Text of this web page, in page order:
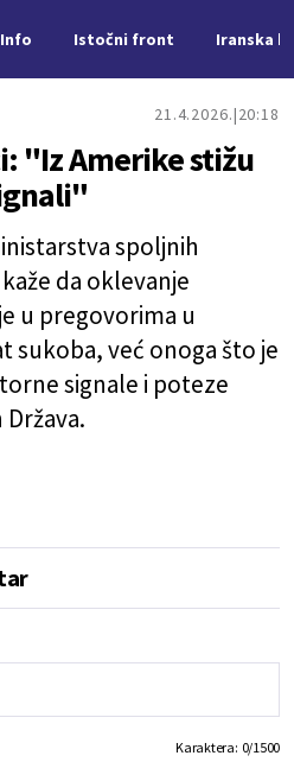
Info Istočni front Iranska
21.4.2026. 20:18
"Iz Amerike stižu
spoljnih
da oklevanje
u pregovorima u
sukoba, već onoga što je
signale i poteze
Karaktera: 0/1500